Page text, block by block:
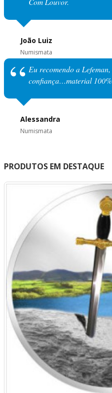
João Luiz
Numismata
Eu recomendo a
confiança…material 100%
Alessandra
Numismata
PRODUTOS EM DESTAQUE